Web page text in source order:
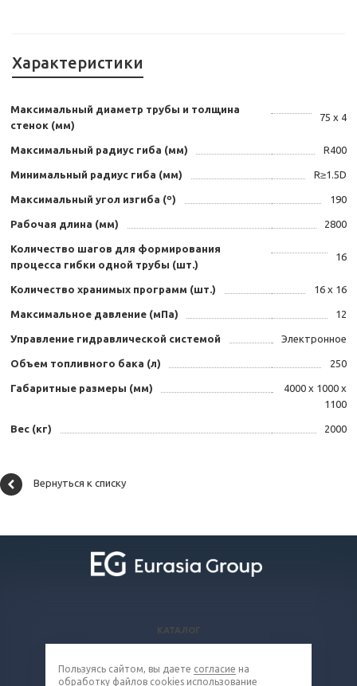
Характеристики
Максимальный диаметр трубы и толщина
стенок (мм)
75 x 4
Максимальный радиус гиба (мм) R400
Минимальный радиус гиба (мм) R≥1.5D
Максимальный угол изгиба (º) 190
Рабочая длина (мм) 2800
Количество шагов для формирования
процесса гибки одной трубы (шт.)
16
Количество хранимых программ (шт.) 16 х 16
Максимальное давление (мПа) 12
Управление гидравлической системой Электронное
Объем топливного бака (л) 250
Габаритные размеры (мм)
4000 x 1000 x
1100
Вес (кг) 2000
Вернуться к списку
КАТАЛОГ
КОМПАНИЯ
Пользуясь сайтом, вы даете согласие на
обработку файлов cookies использование